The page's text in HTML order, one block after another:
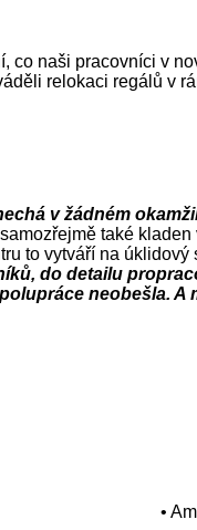
co naši pracovníci v
relokaci regálů v
v žádném
také
to vytváří na úklidový
do detailu
neobešla.
•